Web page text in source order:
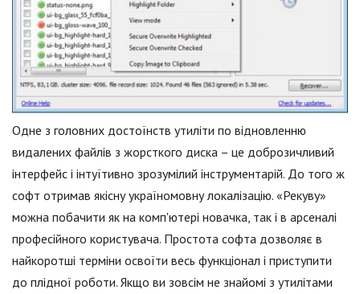
Одне з головних достоїнств утиліти по відновленню
видалених файлів з жорсткого диска – це доброзичливий
інтерфейс і інтуїтивно зрозумілий інструментарій. До того ж
софт отримав якісну україномовну локалізацію. «Рекуву»
можна побачити як на комп'ютері новачка, так і в арсеналі
професійного користувача. Простота софта дозволяє в
найкоротші терміни освоїти весь функціонал і приступити
до плідної роботи. Якщо ви зовсім не знайомі з утилітами